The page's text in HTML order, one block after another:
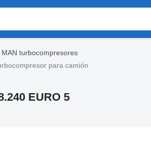
MAN turbocompresores
para camión
EURO 5